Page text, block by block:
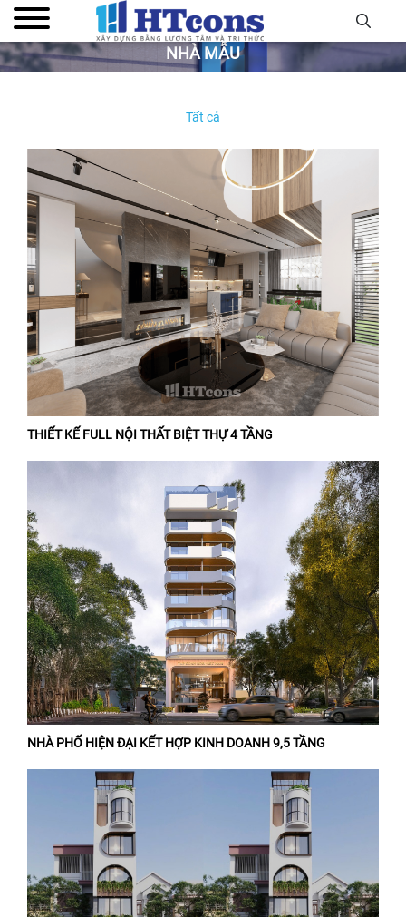
NHÀ MẪU
Tất cả
THIẾT KẾ FULL NỘI THẤT BIỆT THỰ 4 TẦNG
NHÀ PHỐ HIỆN ĐẠI KẾT HỢP KINH DOANH 9,5 TẦNG